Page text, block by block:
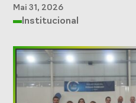
Serviços
Federações
Formação
Mai 31, 2026
Institucional